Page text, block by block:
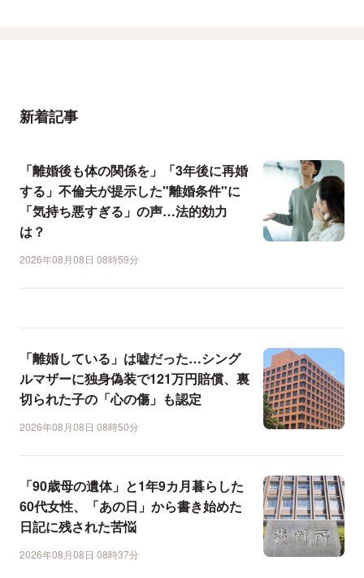
新着記事
「離婚後も体の関係を」「3年後に再婚
する」不倫夫が提示した"離婚条件"に
「気持ち悪すぎる」の声…法的効力
は？
2026年08月08日 08時59分
「離婚している」は嘘だった…シング
ルマザーに独身偽装で121万円賠償、裏
切られた子の「心の傷」も認定
2026年08月08日 08時50分
「90歳母の遺体」と1年9カ月暮らした
60代女性、「あの日」から書き始めた
日記に残された苦悩
2026年08月08日 08時37分